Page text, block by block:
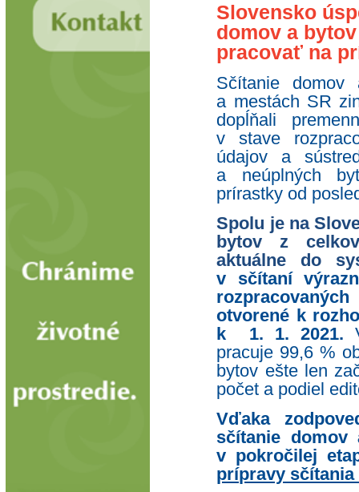
Slovensko
domov a
pracovať na
Sčítanie
a mestách SR
dopĺňali
v stave
údajov a
a neúplných
prírastky od
Spolu je na
bytov z
aktuálne do
v sčítaní
otvorené k
k 1. 1. 2021.
pracuje 99,6 %
bytov ešte len
počet a podiel
Vďaka
sčítanie
v pokročilej
prípravy